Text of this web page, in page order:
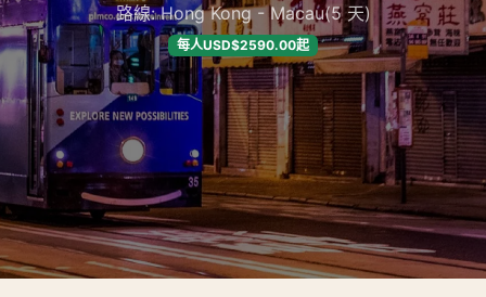
路線: Hong Kong - Macau(5 天)
每人USD$2590.00起